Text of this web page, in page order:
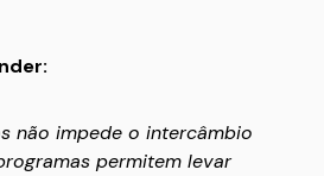
não impede o intercâmbio
permitem levar